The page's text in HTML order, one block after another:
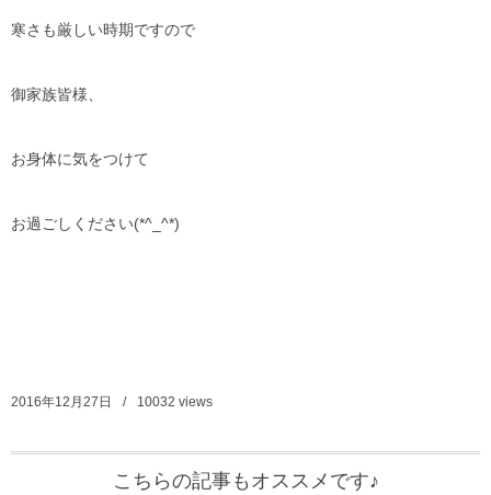
寒さも厳しい時期ですので
御家族皆様、
お身体に気をつけて
お過ごしください(*^_^*)
2016年12月27日 10032 views
こちらの記事もオススメです♪